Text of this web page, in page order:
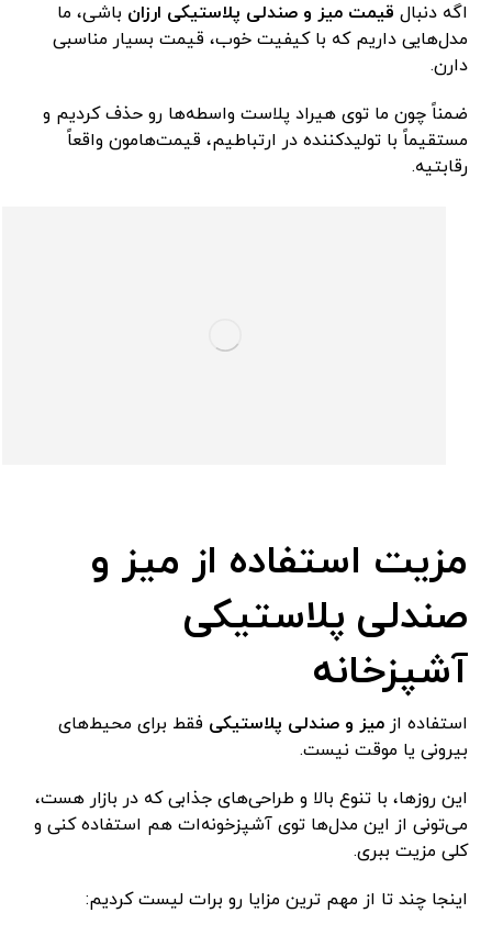
اگه دنبال قیمت میز و صندلی پلاستیکی ارزان باشی، ما
مدل‌هایی داریم که با کیفیت خوب، قیمت بسیار مناسبی
دارن.
ضمناً چون ما توی هیراد پلاست واسطه‌ها رو حذف کردیم و
مستقیماً با تولیدکننده در ارتباطیم، قیمت‌هامون واقعاً
رقابتیه.
مزیت استفاده از میز و
صندلی پلاستیکی
آشپزخانه
استفاده ازمیز و صندلی پلاستیکی فقط برای محیط‌های
بیرونی یا موقت نیست.
این روزها، با تنوع بالا و طراحی‌های جذابی که در بازار هست،
می‌تونی از این مدل‌ها توی آشپزخونه‌ات هم استفاده کنی و
کلی مزیت ببری.
اینجا چند تا از مهم ترین مزایا رو برات لیست کردیم: